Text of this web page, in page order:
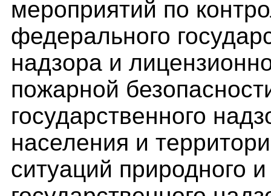
мероприятий по
федерального
надзора и
пожарной
государственного
населения и
ситуаций природного